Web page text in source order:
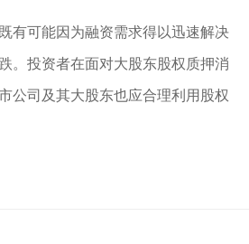
有可能因为融资需求得以迅速解决
。投资者在面对大股东股权质押消
公司及其大股东也应合理利用股权